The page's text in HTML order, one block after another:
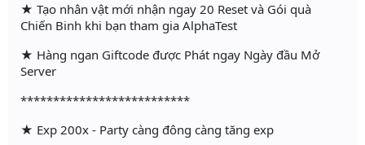
★ Tạo nhân vật mới nhận ngay 20 Reset và Gói quà
Chiến Binh khi bạn tham gia AlphaTest
★ Hàng ngan Giftcode được Phát ngay Ngày đầu Mở
Server
**************************
★ Exp 200x - Party càng đông càng tăng exp